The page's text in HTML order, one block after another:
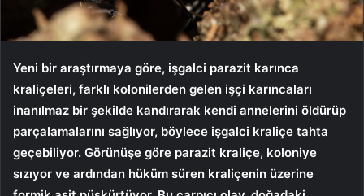
Yeni bir araştırmaya göre, işgalci parazit karınca
kraliçeleri, farklı kolonilerden gelen işçi karıncaları
inanılmaz bir şekilde kandırarak kendi annelerini öldürüp
parçalamalarını sağlıyor, böylece işgalci kraliçe tahta
geçebiliyor. Görünüşe göre parazit kraliçe, koloniye
sızıyor ve ardından hüküm süren kraliçenin üzerine